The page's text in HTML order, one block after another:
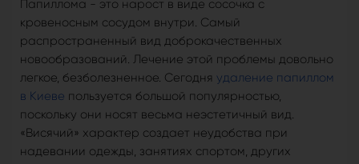
Папиллома - это нарост в виде сосочка с
кровеносным сосудом внутри. Самый
распространенный вид доброкачественных
новообразований. Лечение этой проблемы довольно
легкое, безболезненное. Сегодня удаление папиллом
в Киеве пользуется большой популярностью,
поскольку они носят весьма неэстетичный вид.
«Висячий» характер создает неудобства при
надевании одежды, занятиях спортом, других